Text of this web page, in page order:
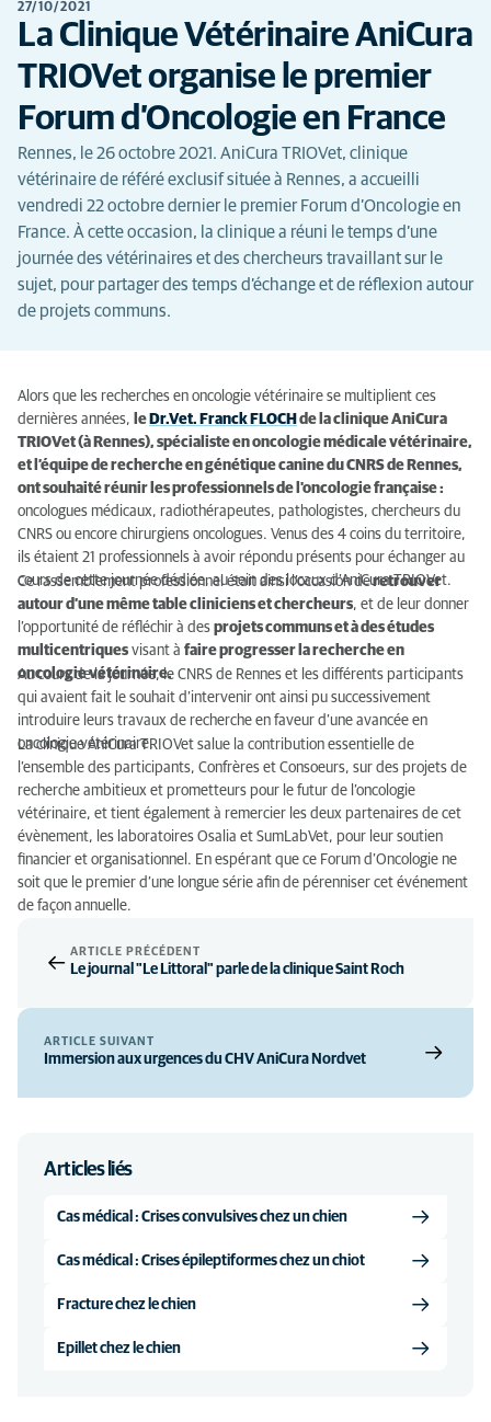
27/10/2021
La Clinique Vétérinaire AniCura
TRIOVet organise le premier
Forum d’Oncologie en France
Rennes, le 26 octobre 2021. AniCura TRIOVet, clinique
vétérinaire de référé exclusif située à Rennes, a accueilli
vendredi 22 octobre dernier le premier Forum d’Oncologie en
France. À cette occasion, la clinique a réuni le temps d’une
journée des vétérinaires et des chercheurs travaillant sur le
sujet, pour partager des temps d’échange et de réflexion autour
de projets communs.
Alors que les recherches en oncologie vétérinaire se multiplient ces
dernières années, le Dr.Vet. Franck FLOCH de la clinique AniCura
TRIOVet (à Rennes), spécialiste en oncologie médicale vétérinaire,
et l’équipe de recherche en génétique canine du CNRS de Rennes,
ont souhaité réunir les professionnels de l'oncologie française :
oncologues médicaux, radiothérapeutes, pathologistes, chercheurs du
CNRS ou encore chirurgiens oncologues. Venus des 4 coins du territoire,
ils étaient 21 professionnels à avoir répondu présents pour échanger au
cours de cette journée dédiée, au sein des locaux d’AniCura TRIOVet.
Ce rassemblement professionnel était ainsi l’occasion deretrouver
autour d’une même table cliniciens et chercheurs, et de leur donner
l’opportunité de réfléchir à des projets communs et à des études
multicentriques visant à faire progresser la recherche en
oncologie vétérinaire.
Au cours de la journée, le CNRS de Rennes et les différents participants
qui avaient fait le souhait d’intervenir ont ainsi pu successivement
introduire leurs travaux de recherche en faveur d’une avancée en
oncologie vétérinaire.
La clinique AniCura TRIOVet salue la contribution essentielle de
l’ensemble des participants, Confrères et Consoeurs, sur des projets de
recherche ambitieux et prometteurs pour le futur de l’oncologie
vétérinaire, et tient également à remercier les deux partenaires de cet
évènement, les laboratoires Osalia et SumLabVet, pour leur soutien
financier et organisationnel. En espérant que ce Forum d’Oncologie ne
soit que le premier d’une longue série afin de pérenniser cet événement
de façon annuelle.
ARTICLE PRÉCÉDENT
Le journal "Le Littoral" parle de la clinique Saint Roch
ARTICLE SUIVANT
Immersion aux urgences du CHV AniCura Nordvet
Articles liés
Cas médical : Crises convulsives chez un chien
Cas médical : Crises épileptiformes chez un chiot
Fracture chez le chien
Epillet chez le chien